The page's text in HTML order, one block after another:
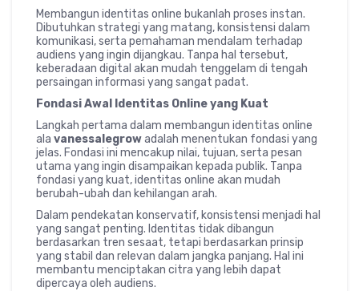
Membangun identitas online bukanlah proses instan.
Dibutuhkan strategi yang matang, konsistensi dalam
komunikasi, serta pemahaman mendalam terhadap
audiens yang ingin dijangkau. Tanpa hal tersebut,
keberadaan digital akan mudah tenggelam di tengah
persaingan informasi yang sangat padat.
Fondasi Awal Identitas Online yang Kuat
Langkah pertama dalam membangun identitas online
ala vanessalegrowadalah menentukan fondasi yang
jelas. Fondasi ini mencakup nilai, tujuan, serta pesan
utama yang ingin disampaikan kepada publik. Tanpa
fondasi yang kuat, identitas online akan mudah
berubah-ubah dan kehilangan arah.
Dalam pendekatan konservatif, konsistensi menjadi hal
yang sangat penting. Identitas tidak dibangun
berdasarkan tren sesaat, tetapi berdasarkan prinsip
yang stabil dan relevan dalam jangka panjang. Hal ini
membantu menciptakan citra yang lebih dapat
dipercaya oleh audiens.